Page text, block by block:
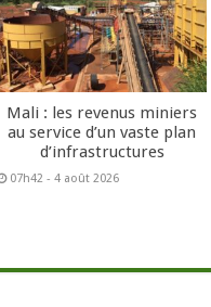
Mali : les revenus miniers
au service d’un vaste plan
d’infrastructures
07h42 - 4 août 2026